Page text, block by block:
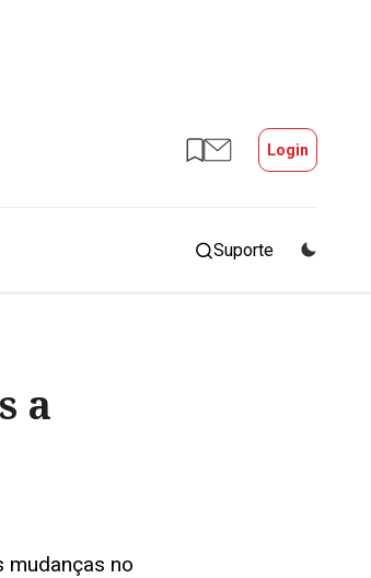
Login
Suporte
a
mudanças no